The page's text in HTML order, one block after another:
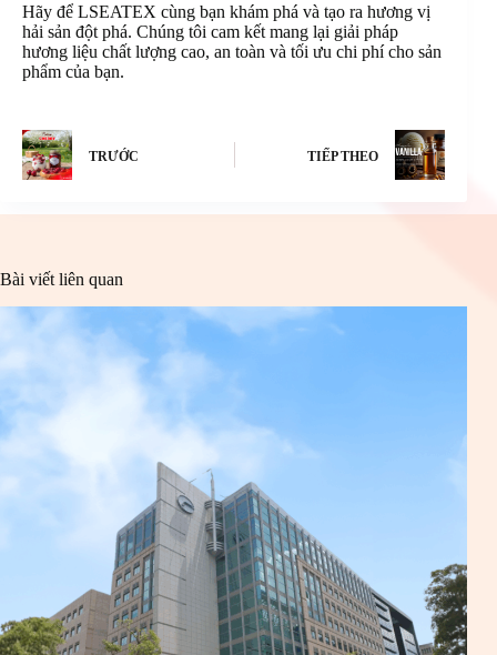
Hãy để LSEATEX cùng bạn khám phá và tạo ra hương vị
hải sản đột phá. Chúng tôi cam kết mang lại giải pháp
hương liệu chất lượng cao, an toàn và tối ưu chi phí cho sản
phẩm của bạn.
TRƯỚC TIẾP THEO
Bài viết liên quan